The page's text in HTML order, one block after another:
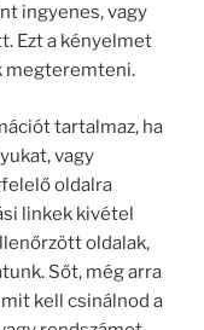
ingyenes, vagy
Ezt a kényelmet
megteremteni.
tartalmaz, ha
vagy
oldalra
linkek kivétel
oldalak,
Sőt, még arra
kell csinálnod a